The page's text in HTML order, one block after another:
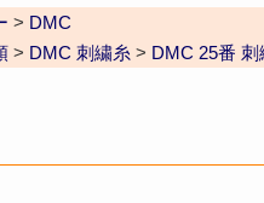
> DMC
> DMC 刺繍糸 > DMC 25番 刺